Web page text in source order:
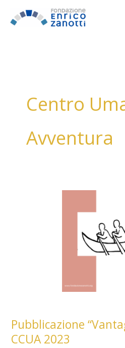
Centro
Avventura
Pubblicazione
CCUA 2023